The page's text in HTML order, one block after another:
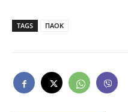
TAGS ΠΑΟΚ